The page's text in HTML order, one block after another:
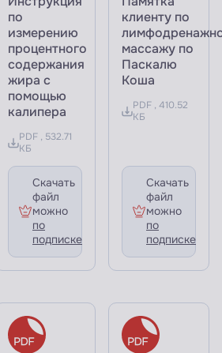
по
измерению
процентного
содержания
жира с
помощью
калипера
PDF , 532.71
КБ
Скачать
файл
можно
по
подписке
клиенту по
массажу по
Паскалю
Коша
PDF , 410.52
КБ
Скачать
файл
можно
по
подписке